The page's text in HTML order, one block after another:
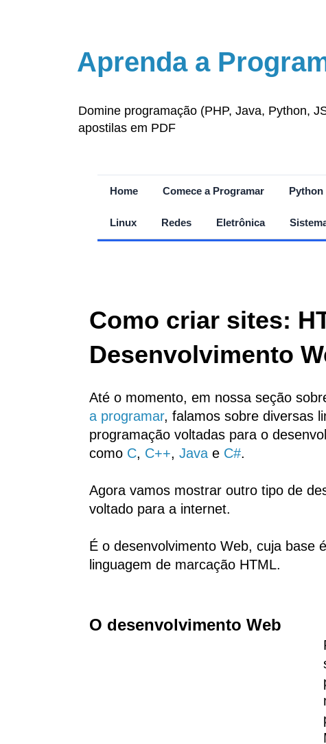
Aprenda a
Domine programação (PHP, Java, Python,
apostilas em PDF
Home Comece a Programar Python
Linux Redes Eletrônica
Como criar sites:
Desenvolvimento
Até o momento, em nossa seção
a programar, falamos sobre diversas
programação voltadas para o
como C, C++, Java e C#.
Agora vamos mostrar outro tipo de
voltado para a internet.
É o desenvolvimento Web, cuja base
linguagem de marcação HTML.
O desenvolvimento Web